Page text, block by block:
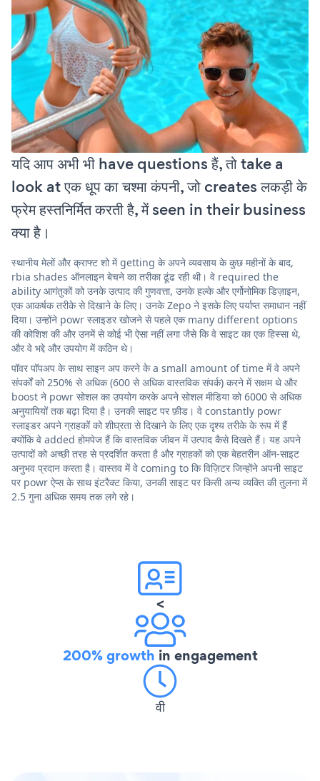
यदि आप अभी भी have questions हैं, तो take a
look at एक धूप का चश्मा कंपनी, जो creates लकड़ी के
फ्रेम हस्तनिर्मित करती है, में seen in their business
क्या है।
स्थानीय मेलों और क्राफ्ट शो में getting के अपने व्यवसाय के कुछ महीनों के बाद,
rbia shades ऑनलाइन बेचने का तरीका ढूंढ रही थी। वे required the
ability आगंतुकों को उनके उत्पाद की गुणवत्ता, उनके हल्के और एर्गोनोमिक डिज़ाइन,
एक आकर्षक तरीके से दिखाने के लिए। उनके Zepo ने इसके लिए पर्याप्त समाधान नहीं
दिया। उन्होंने powr स्लाइडर खोजने से पहले एक many different options
की कोशिश की और उनमें से कोई भी ऐसा नहीं लगा जैसे कि वे साइट का एक हिस्सा थे,
और वे भद्दे और उपयोग में कठिन थे।
पॉवर पॉपअप के साथ साइन अप करने के a small amount of time में वे अपने
संपर्कों को 250% से अधिक (600 से अधिक वास्तविक संपर्क) करने में सक्षम थे और
boost ने powr सोशल का उपयोग करके अपने सोशल मीडिया को 6000 से अधिक
अनुयायियों तक बढ़ा दिया है। उनकी साइट पर फ़ीड। वे constantly powr
स्लाइडर अपने ग्राहकों को शीघ्रता से दिखाने के लिए एक दृश्य तरीके के रूप में हैं
क्योंकि वे added होमपेज हैं कि वास्तविक जीवन में उत्पाद कैसे दिखते हैं। यह अपने
उत्पादों को अच्छी तरह से प्रदर्शित करता है और ग्राहकों को एक बेहतरीन ऑन-साइट
अनुभव प्रदान करता है। वास्तव में वे coming to कि विज़िटर जिन्होंने अपनी साइट
पर powr ऐप्स के साथ इंटरैक्ट किया, उनकी साइट पर किसी अन्य व्यक्ति की तुलना में
2.5 गुना अधिक समय तक लगे रहे।
<
200% growth in engagement
वी